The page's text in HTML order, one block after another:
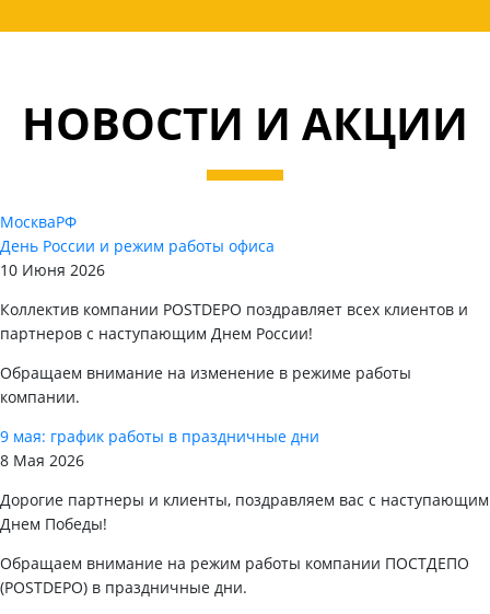
НОВОСТИ И АКЦИИ
МоскваРФ
День России и режим работы офиса
10 Июня 2026
Коллектив компании POSTDEPO поздравляет всех клиентов и
партнеров с наступающим Днем России!
Обращаем внимание на изменение в режиме работы
компании.
9 мая: график работы в праздничные дни
8 Мая 2026
Дорогие партнеры и клиенты, поздравляем вас с наступающим
Днем Победы!
Обращаем внимание на режим работы компании ПОСТДЕПО
(POSTDEPO) в праздничные дни.